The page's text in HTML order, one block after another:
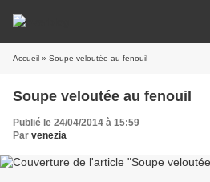
Accueil » Soupe veloutée au fenouil
Soupe veloutée au fenouil
Publié le 24/04/2014 à 15:59
Par venezia